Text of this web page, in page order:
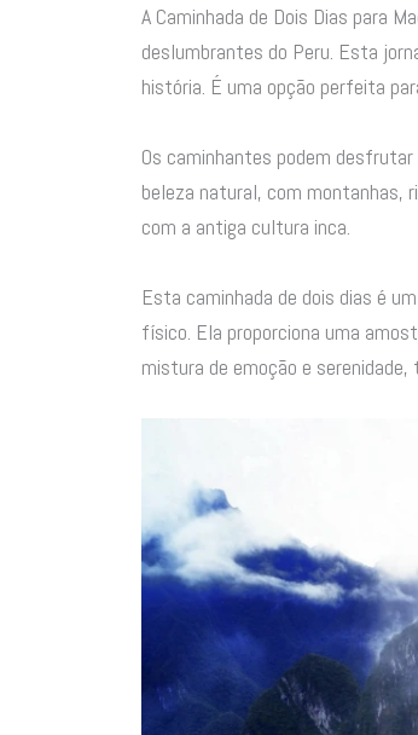
A Caminhada de Dois Dias para
deslumbrantes do Peru. Esta
história. É uma opção perfeita
Os caminhantes podem
beleza natural, com montanhas,
com a antiga cultura inca.
Esta caminhada de dois dias é
físico. Ela proporciona uma
mistura de emoção e serenidade,